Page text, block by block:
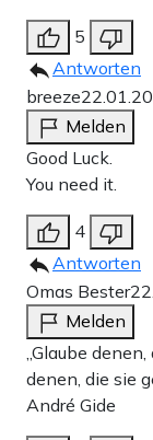
5
Antworten
breeze
Melden
Good Luck.
You need it.
4
Antworten
Omas Bester
Melden
„Glaube
denen, die sie
André Gide